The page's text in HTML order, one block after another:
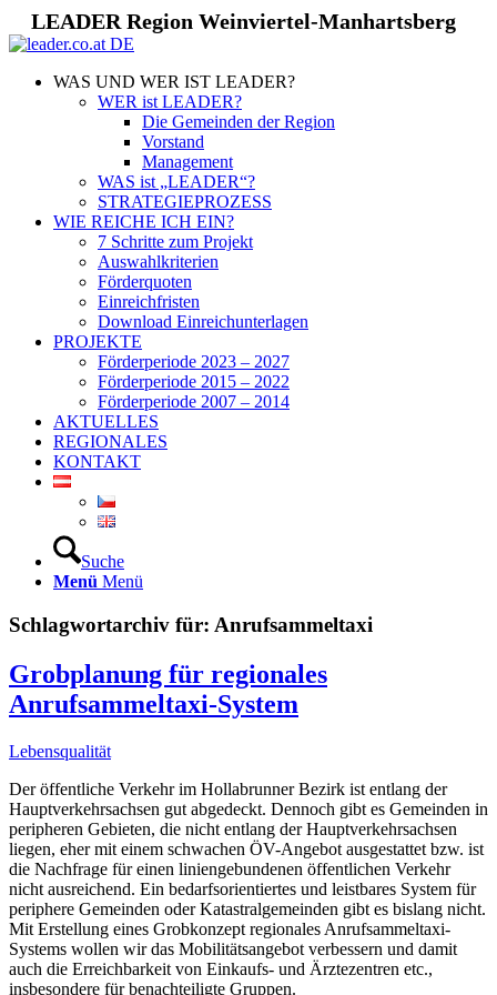
LEADER Region Weinviertel-Manhartsberg
WAS UND WER IST LEADER?
WER ist LEADER?
Die Gemeinden der Region
Vorstand
Management
WAS ist „LEADER“?
STRATEGIEPROZESS
WIE REICHE ICH EIN?
7 Schritte zum Projekt
Auswahlkriterien
Förderquoten
Einreichfristen
Download Einreichunterlagen
PROJEKTE
Förderperiode 2023 – 2027
Förderperiode 2015 – 2022
Förderperiode 2007 – 2014
AKTUELLES
REGIONALES
KONTAKT
Suche
Menü Menü
Schlagwortarchiv für: Anrufsammeltaxi
Grobplanung für regionales
Anrufsammeltaxi-System
Lebensqualität
Der öffentliche Verkehr im Hollabrunner Bezirk ist entlang der
Hauptverkehrsachsen gut abgedeckt. Dennoch gibt es Gemeinden in
peripheren Gebieten, die nicht entlang der Hauptverkehrsachsen
liegen, eher mit einem schwachen ÖV-Angebot ausgestattet bzw. ist
die Nachfrage für einen liniengebundenen öffentlichen Verkehr
nicht ausreichend. Ein bedarfsorientiertes und leistbares System für
periphere Gemeinden oder Katastralgemeinden gibt es bislang nicht.
Mit Erstellung eines Grobkonzept regionales Anrufsammeltaxi-
Systems wollen wir das Mobilitätsangebot verbessern und damit
auch die Erreichbarkeit von Einkaufs- und Ärztezentren etc.,
insbesondere für benachteiligte Gruppen.